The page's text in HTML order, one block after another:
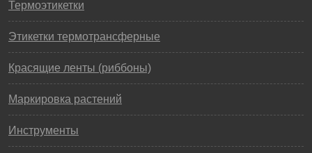
Термоэтикетки
Этикетки термотрансферные
Красящие ленты (риббоны)
Маркировка растений
Инструменты